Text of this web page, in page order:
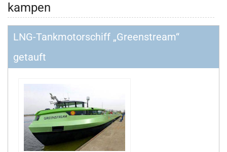
kampen
LNG-Tankmotorschiff „Greenstream“
getauft